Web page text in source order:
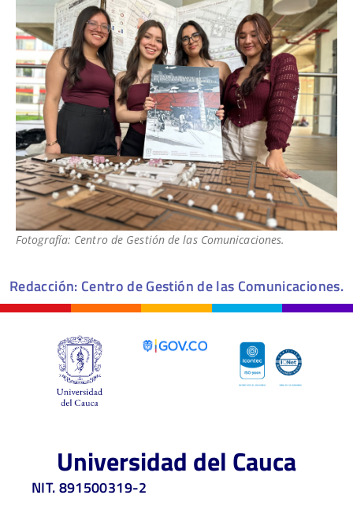
Fotografía: Centro de Gestión de las Comunicaciones.
Redacción: Centro de Gestión de las Comunicaciones.
Universidad del Cauca
NIT. 891500319-2